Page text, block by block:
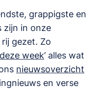
grappigste en
zijn in onze
gezet. Zo
week’ alles wat
nieuwsoverzicht
en verse